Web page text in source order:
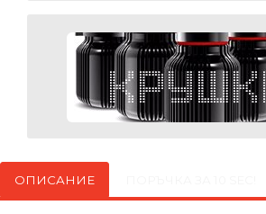
ОПИСАНИЕ